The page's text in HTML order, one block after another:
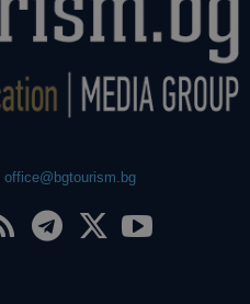
office@bgtourism.bg